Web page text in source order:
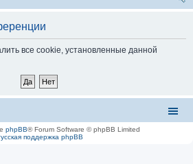
все cookie, установленные данной
phpBB® Forum Software © phpBB Limited
поддержка phpBB